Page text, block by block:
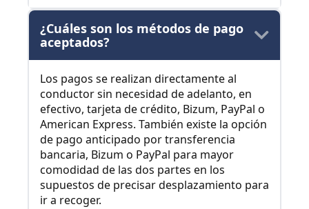
¿Cuáles son los métodos de pago
aceptados?
Los pagos se realizan directamente al
conductor sin necesidad de adelanto, en
efectivo, tarjeta de crédito, Bizum, PayPal o
American Express. También existe la opción
de pago anticipado por transferencia
bancaria, Bizum o PayPal para mayor
comodidad de las dos partes en los
supuestos de precisar desplazamiento para
ir a recoger.